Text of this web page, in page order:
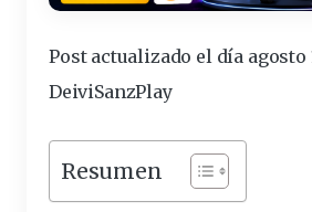
Post actualizado el día agosto
DeiviSanzPlay
Resumen